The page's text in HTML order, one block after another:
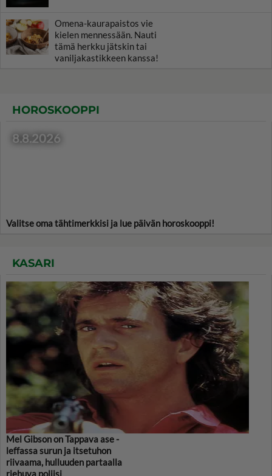
Omena-kaurapaistos vie
kielen mennessään. Nauti
tämä herkku jätskin tai
vaniljakastikkeen kanssa!
HOROSKOOPPI
8.8.2026
Valitse oma tähtimerkkisi ja lue päivän horoskooppi!
KASARI
Mel Gibson on Tappava ase -
leffassa surun ja itsetuhon
riivaama, hulluuden partaalla
riehuva poliisi